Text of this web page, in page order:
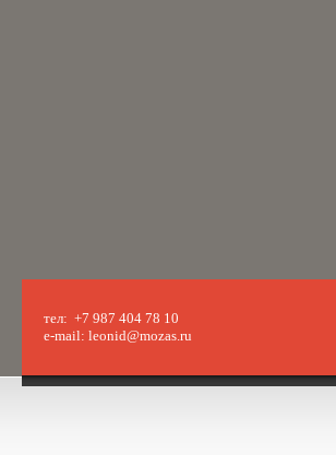
тел: +7 987 404 78 10
e-mail: leonid@mozas.ru